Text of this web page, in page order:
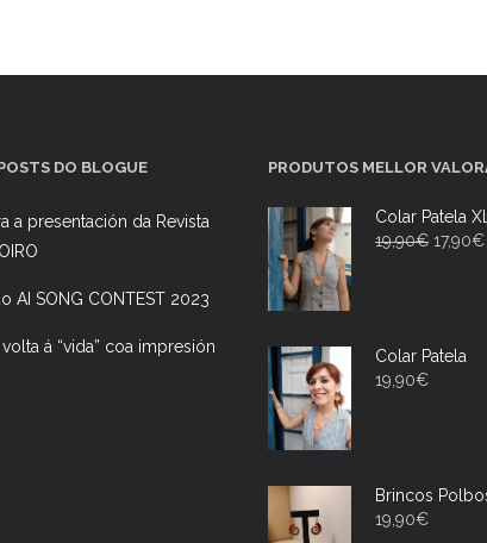
DO BLOGUE
a presentación da Revista
AI SONG CONTEST 2023
á “vida” coa impresión
PRODUTOS MELLOR
Colar Patela
19,90€ 17,90€
Colar Patela
19,90€
Brincos
19,90€